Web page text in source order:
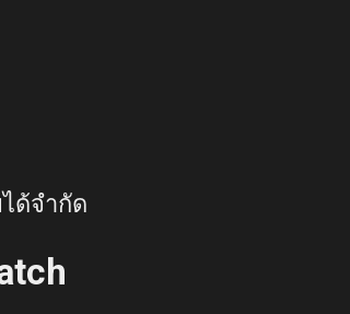
ด้จำกัด